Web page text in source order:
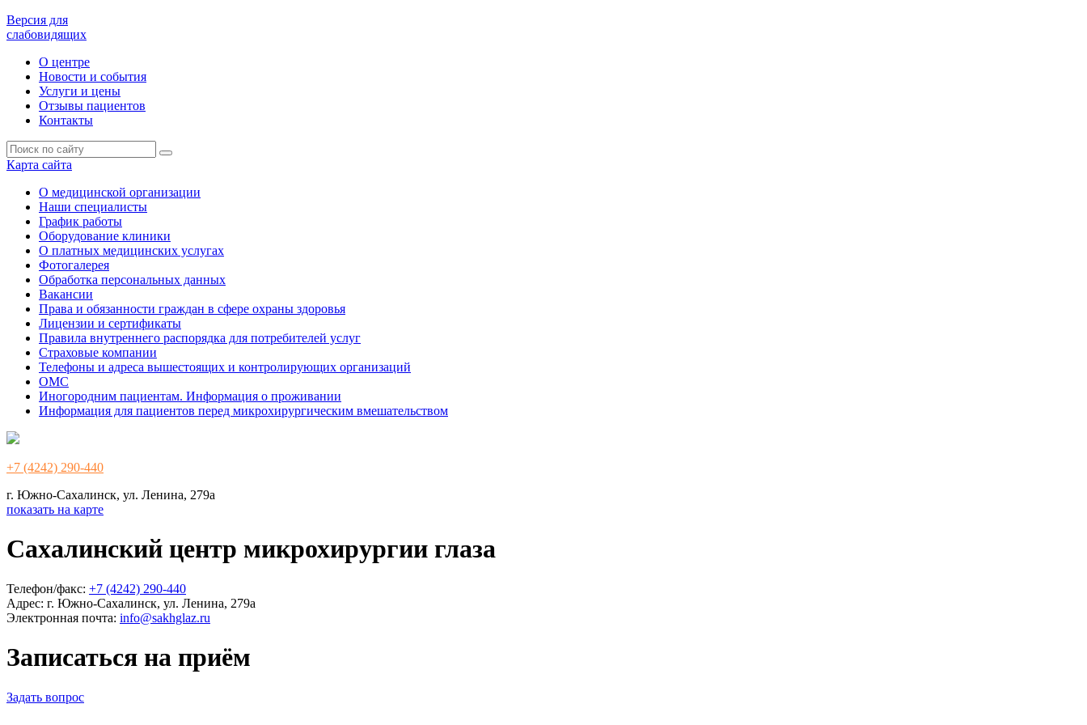
Версия для
слабовидящих
О центре
Новости и события
Услуги и цены
Отзывы пациентов
Контакты
Карта сайта
О медицинской организации
Наши специалисты
График работы
Оборудование клиники
О платных медицинских услугах
Фотогалерея
Обработка персональных данных
Вакансии
Права и обязанности граждан в сфере охраны здоровья
Лицензии и сертификаты
Правила внутреннего распорядка для потребителей услуг
Страховые компании
Телефоны и адреса вышестоящих и контролирующих организаций
ОМС
Иногородним пациентам. Информация о проживании
Информация для пациентов перед микрохирургическим вмешательством
+7 (4242) 290-440
г. Южно-Сахалинск, ул. Ленина, 279а
показать на карте
Сахалинский центр микрохирургии глаза
Телефон/факс: +7 (4242) 290-440
Адрес: г. Южно-Сахалинск, ул. Ленина, 279а
Электронная почта: info@sakhglaz.ru
Записаться на приём
Задать вопрос